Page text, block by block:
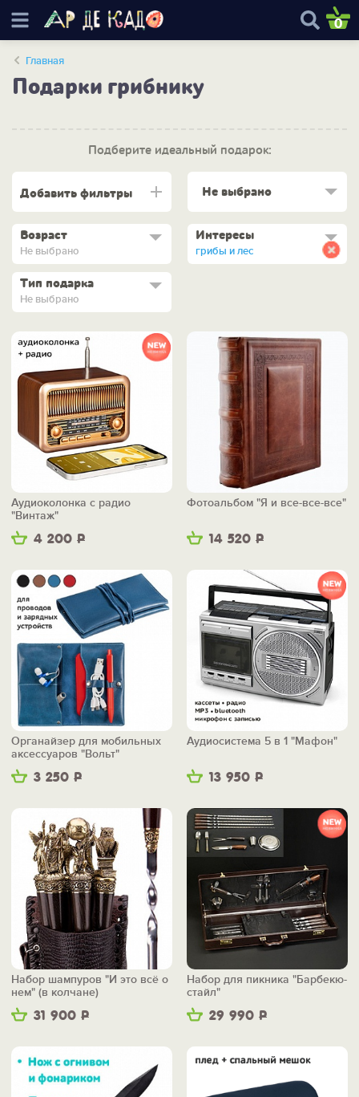
0
Главная
Подарки грибнику
Подберите идеальный подарок:
Добавить фильтры Не выбрано
Возраст
Не выбрано
Интересы
грибы и лес
Тип подарка
Не выбрано
4 200 Р
Аудиоколонка с радио
"Винтаж"
14 520 Р
Фотоальбом "Я и все-все-все"
3 250 Р
Органайзер для мобильных
аксессуаров "Вольт"
13 950 Р
Аудиосистема 5 в 1 "Мафон"
31 900 Р
Набор шампуров "И это всё о
нем" (в колчане)
29 990 Р
Набор для пикника "Барбекю-
стайл"